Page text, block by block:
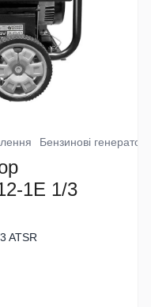
Бензинові
1E 1/3
ATSR